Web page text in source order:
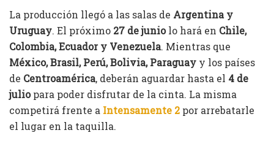
La producción llegó a las salas de Argentina y
Uruguay. El próximo 27 de juniolo hará en Chile,
Colombia, Ecuador y Venezuela. Mientras que
México, Brasil, Perú, Bolivia, Paraguay y los países
de Centroamérica, deberán aguardar hasta el 4 de
juliopara poder disfrutar de la cinta. La misma
competirá frente a Intensamente 2 por arrebatarle
el lugar en la taquilla.